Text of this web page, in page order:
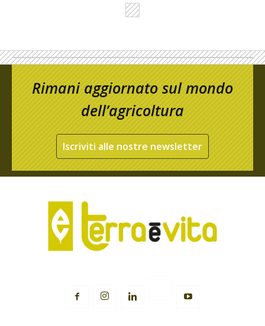
Rimani aggiornato sul mondo
dell’agricoltura
Iscriviti alle nostre newsletter